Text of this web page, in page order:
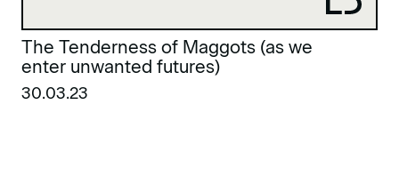
The Tenderness of Maggots (as we
enter unwanted futures)
30.03.23